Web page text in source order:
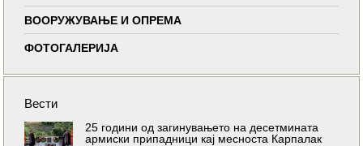
ВООРУЖУВАЊЕ И ОПРЕМА
ФОТОГАЛЕРИЈА
Вести
25 години од загинувањето на десетмината
армиски припадници кај месноста Карпалак